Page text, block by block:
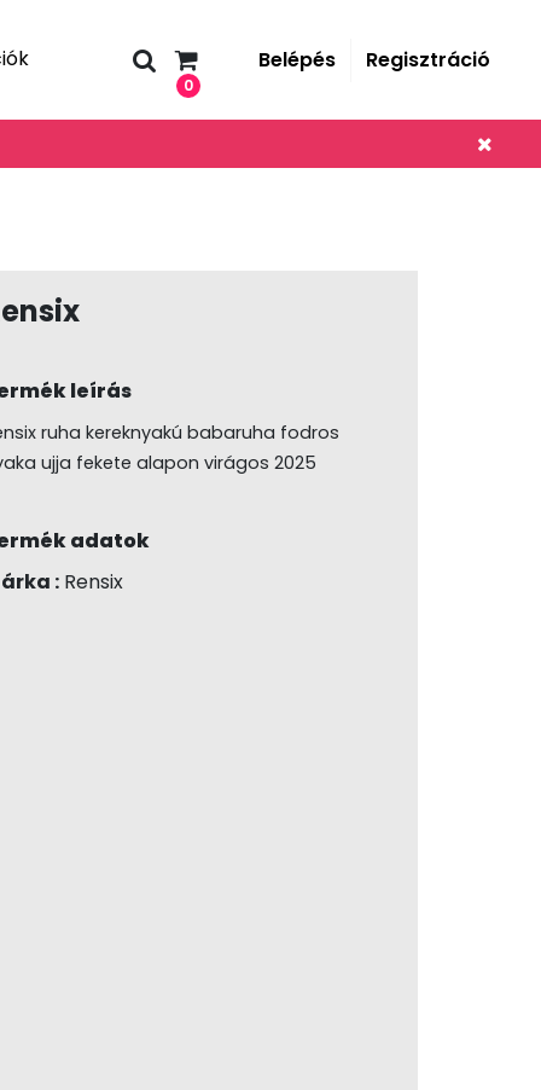
0
Belépés Regisztráció
leírás
ruha kereknyakú babaruha fodros
ujja fekete alapon virágos 2025
adatok
:Rensix